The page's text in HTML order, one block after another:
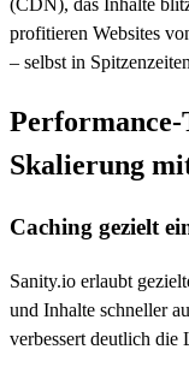
profitieren Websites
– selbst in
Skalierung
Caching gezielt
Sanity.io erlaubt
und Inhalte schneller
verbessert deutlich die